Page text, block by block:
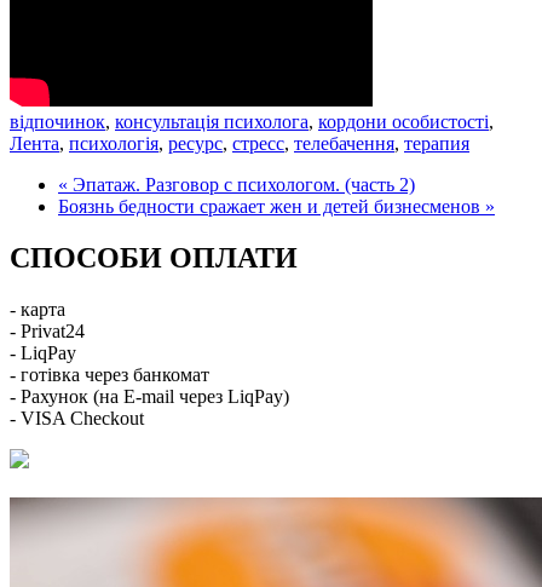
відпочинок, консультація психолога, кордони особистості,
Лента, психологія, ресурс, стресс, телебачення, терапия
« Эпатаж. Разговор с психологом. (часть 2)
Боязнь бедности сражает жен и детей бизнесменов »
СПОСОБИ ОПЛАТИ
- карта
- Privat24
- LiqPay
- готівка через банкомат
- Рахунок (на E-mail через LiqPay)
- VISA Checkout